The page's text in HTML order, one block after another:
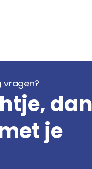
vragen?
dan
je